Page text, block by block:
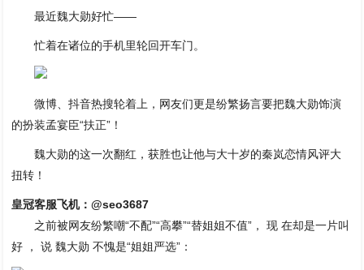
最近魏大勋好忙——
忙着在诸位的手机里轮回开车门。
微博、抖音热搜轮着上，网友们更是纷繁扬言要把魏大勋饰演
的扮装孟宴臣“扶正”！
魏大勋的这一次翻红，获胜也让他与大十岁的秦岚恋情风评大
扭转！
皇冠客服飞机：@seo3687
之前被网友纷繁嘲“不配”“高攀”“替姐姐不值”， 现 在却是一片叫
好 ， 说 魏大勋 不愧是“姐姐严选”：